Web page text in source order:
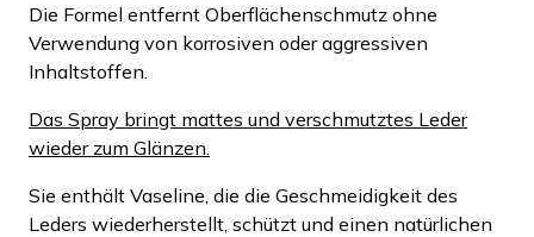
Die Formel entfernt Oberflächenschmutz ohne
Verwendung von korrosiven oder aggressiven
Inhaltstoffen.
Das Spray bringt mattes und verschmutztes Leder
wieder zum Glänzen.
Sie enthält Vaseline, die die Geschmeidigkeit des
Leders wiederherstellt, schützt und einen natürlichen